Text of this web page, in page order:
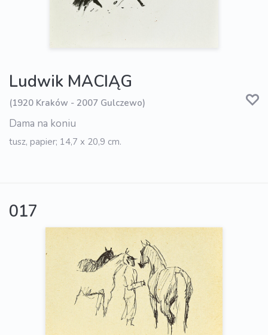
Ludwik MACIĄG
(1920 Kraków - 2007 Gulczewo)
Dama na koniu
tusz, papier; 14,7 x 20,9 cm.
017